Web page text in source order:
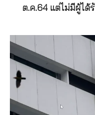
ต.ค.64 แต่ไม่มีผู้ได้